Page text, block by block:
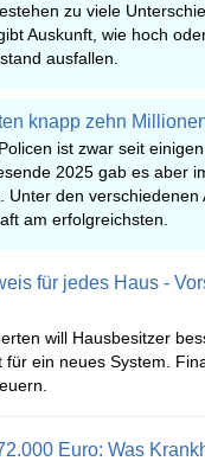
zu viele
Auskunft, wie hoch
ausfallen.
knapp zehn
ist zwar seit
2025 gab es aber
Unter den verschiedenen
am erfolgreichsten.
für jedes Haus -
will Hausbesitzer
für ein neues System.
Euro: Was